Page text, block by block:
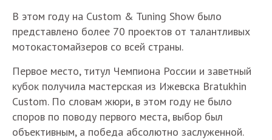
В этом году на Custom & Tuning Show было
представлено более 70 проектов от талантливых
мотокастомайзеров со всей страны.
Первое место, титул Чемпиона России и заветный
кубок получила мастерская из Ижевска Bratukhin
Custom. По словам жюри, в этом году не было
споров по поводу первого места, выбор был
объективным, а победа абсолютно заслуженной.